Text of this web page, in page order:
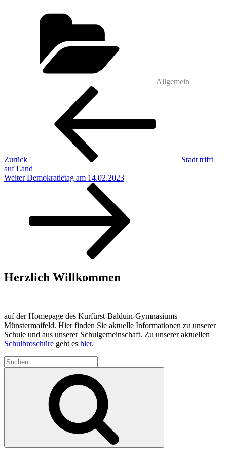
Allgemein
Beitragsnavigation
Zurück
Stadt trifft
auf Land
Nächster
Weiter Demokratietag am 14.02.2023
Herzlich Willkommen
auf der Homepage des Kurfürst-Balduin-Gymnasiums
Münstermaifeld. Hier finden Sie aktuelle Informationen zu unserer
Schule und aus unserer Schulgemeinschaft. Zu unserer aktuellen
Schulbroschüre geht es hier.
Suchen
nach: